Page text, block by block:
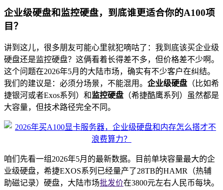
企业级硬盘和监控硬盘，到底谁更适合你的A100项
目？
讲到这儿，很多朋友可能心里就犯嘀咕了：我到底该买企业级
硬盘还是监控硬盘？这俩看着长得差不多，但价格差不少啊。
这个问题在2026年5月的大陆市场，确实有不少客户在纠结。
我们的建议是：必须分场景，不能混用。 企业级硬盘 （比如希
捷银河或者Exos系列）和 监控硬盘 （希捷酷鹰系列）虽然都是
大容量，但技术路径完全不同。
咱们先看一组2026年5月的最新数据。目前单块容量最大的企
业级硬盘，希捷EXOS系列已经量产了28TB的HAMR（热辅
助磁记录）硬盘，大陆市场批发价在3800元左右人民币每块。